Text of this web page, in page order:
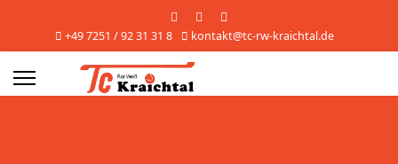
+49 7251 / 92 31 31 8 kontakt@tc-rw-kraichtal.de